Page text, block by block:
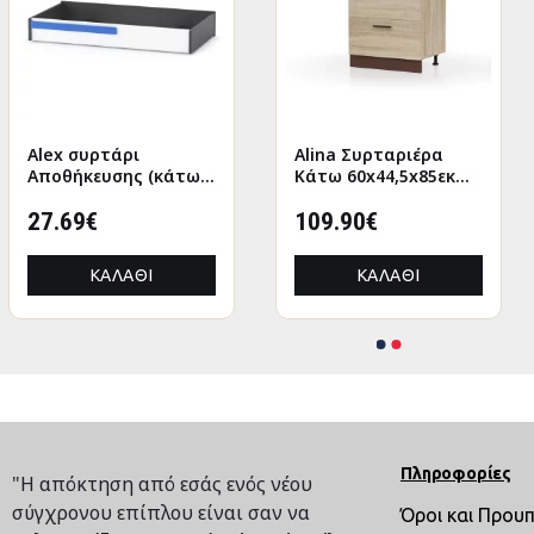
Alex συρτάρι
Αποθήκευσης (κάτω
120x63εκ Λευκό-
27.69€
ΚΑΛΆΘΙ
Alina Συρταριέρα
Κάτω 60x44,5x85εκ
109.90€
ΚΑΛΆΘΙ
ANΤΑΛΛΑΚΤΙΚΑ
ΜΠΡΑΤΣΑ ΣΕΤ ΑΠΟ
20.00€
ΚΑΛΆΘΙ
GAMEPAD HOLDER
WITH USB HM8787
9.92€
ΚΑΛΆΘΙ
"Η απόκτηση από εσάς ενός νέου
σύγχρονου επίπλου είναι σαν να
Πληροφορίες
Όροι και